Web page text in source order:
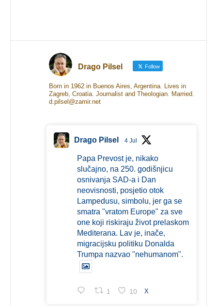
Drago Pilsel Follow
Born in 1962 in Buenos Aires, Argentina. Lives in
Zagreb, Croatia. Journalist and Theologian. Married.
d.pilsel@zamir.net
Drago Pilsel 4 Jul
Papa Prevost je, nikako
slučajno, na 250. godišnjicu
osnivanja SAD-a i Dan
neovisnosti, posjetio otok
Lampedusu, simbolu, jer ga se
smatra "vratom Europe" za sve
one koji riskiraju život prelaskom
Mediterana. Lav je, inače,
migracijsku politiku Donalda
Trumpa nazvao "nehumanom".
1 10 X